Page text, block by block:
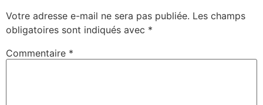
Votre adresse e-mail ne sera pas publiée. Les champs
obligatoires sont indiqués avec *
Commentaire *